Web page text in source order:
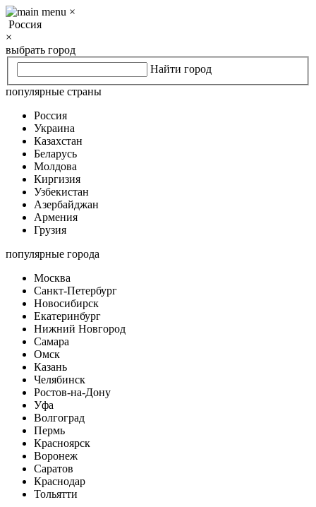
×
Россия
×
выбрать город
Найти город
популярные страны
Россия
Украина
Казахстан
Беларусь
Молдова
Киргизия
Узбекистан
Азербайджан
Армения
Грузия
популярные города
Москва
Санкт-Петербург
Новосибирск
Екатеринбург
Нижний Новгород
Самара
Омск
Казань
Челябинск
Ростов-на-Дону
Уфа
Волгоград
Пермь
Красноярск
Воронеж
Саратов
Краснодар
Тольятти